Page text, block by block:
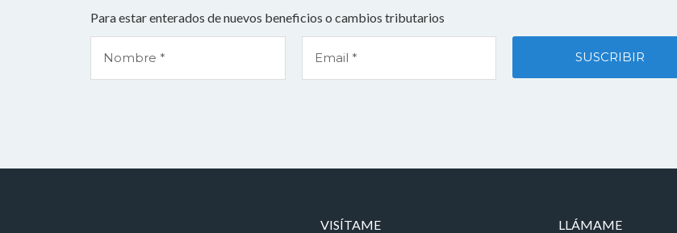
Para estar enterados de nuevos beneficios o cambios tributarios
VISÍTAME LLÁMAME